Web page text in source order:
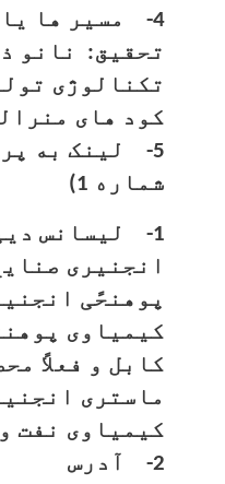
4- مسیر ها
تحقیق: نانو
تکنالوژی
کود های
5- لینک به
شماره 1)
1- لیسانس
انجنیری
پوهنحًی
کیمیاوی
کابل و فعلاً
ماستری
کیمیاوی نفت
2- آدرس